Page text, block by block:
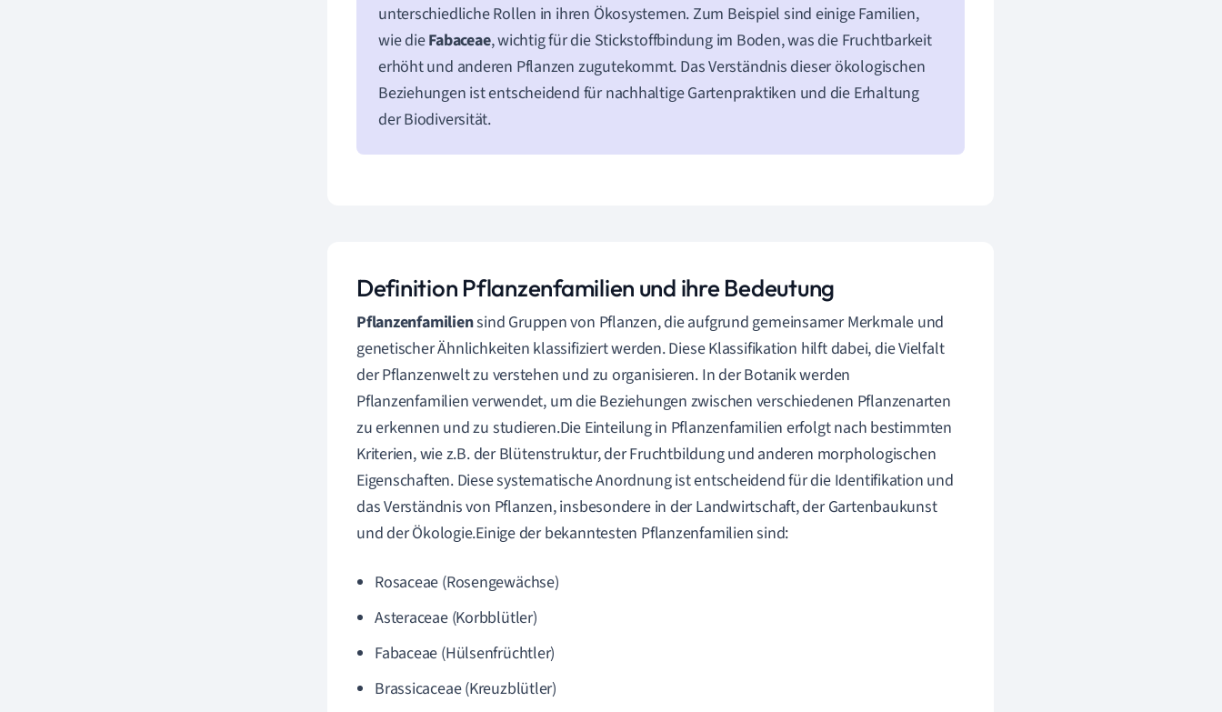
unterschiedliche Rollen in ihren Ökosystemen. Zum Beispiel sind einige Familien,
wie dieFabaceae, wichtig für die Stickstoffbindung im Boden, was die Fruchtbarkeit
erhöht und anderen Pflanzen zugutekommt. Das Verständnis dieser ökologischen
Beziehungen ist entscheidend für nachhaltige Gartenpraktiken und die Erhaltung
der Biodiversität.
Definition Pflanzenfamilien und ihre Bedeutung
Pflanzenfamiliensind Gruppen von Pflanzen, die aufgrund gemeinsamer Merkmale und
genetischer Ähnlichkeiten klassifiziert werden. Diese Klassifikation hilft dabei, die Vielfalt
der Pflanzenwelt zu verstehen und zu organisieren. In der Botanik werden
Pflanzenfamilien verwendet, um die Beziehungen zwischen verschiedenen Pflanzenarten
zu erkennen und zu studieren.Die Einteilung in Pflanzenfamilien erfolgt nach bestimmten
Kriterien, wie z.B. der Blütenstruktur, der Fruchtbildung und anderen morphologischen
Eigenschaften. Diese systematische Anordnung ist entscheidend für die Identifikation und
das Verständnis von Pflanzen, insbesondere in der Landwirtschaft, der Gartenbaukunst
und der Ökologie.Einige der bekanntesten Pflanzenfamilien sind:
Rosaceae (Rosengewächse)
Asteraceae (Korbblütler)
Fabaceae (Hülsenfrüchtler)
Brassicaceae (Kreuzblütler)